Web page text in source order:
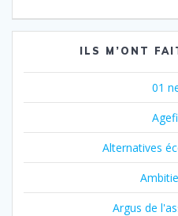
ILS M’ONT
01
Agefi
Alternatives
Argus de